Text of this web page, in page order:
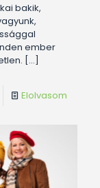
bakik,
ember
[…]
Elolvasom